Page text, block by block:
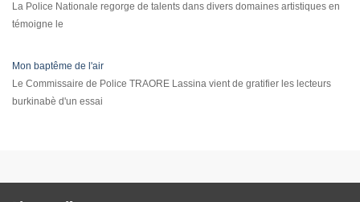
La Police Nationale regorge de talents dans divers domaines artistiques en
témoigne le
Mon baptême de l'air
Le Commissaire de Police TRAORE Lassina vient de gratifier les lecteurs
burkinabè d'un essai